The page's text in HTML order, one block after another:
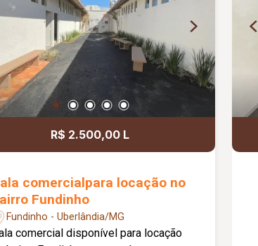
com cama de casal. Possui
da suíte com box, chuveiro e
banheiro social com chuveiro
espelho, cozinha integrada à área de
equipada com cooktop, botijão
gás e máquina de lavar, piso em
pintura nova e
50 m² de área
R$ 2.500,00 L
comercialpara locação no
Fundinho
Fundinho - Uberlândia/MG
comercial disponível para locação